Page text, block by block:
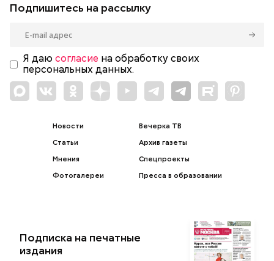
Подпишитесь на рассылку
Я даю согласие на обработку своих
персональных данных.
Новости
Статьи
Мнения
Фотогалереи
Вечерка ТВ
Архив газеты
Спецпроекты
Пресса в образовании
Подписка на печатные
издания